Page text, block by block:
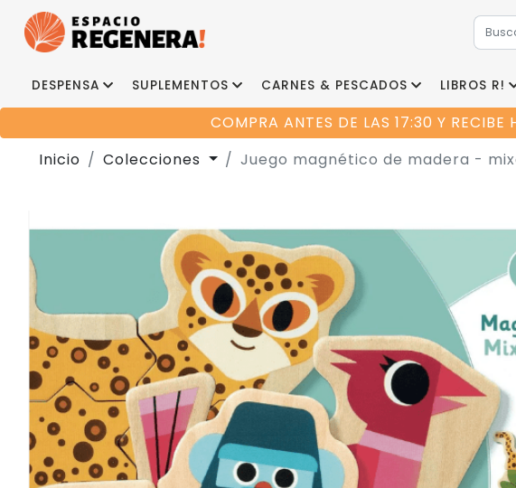
DESPENSA SUPLEMENTOS CARNES & PESCADOS LIBROS R!
COMPRA ANTES DE LAS 17:30 Y
Inicio Colecciones Juego magnético de madera -